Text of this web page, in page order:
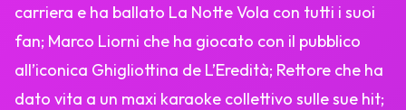
carriera e ha ballato La Notte Vola con tutti i suoi
fan; Marco Liorni che ha giocato con il pubblico
all’iconica Ghigliottina de L’Eredità; Rettore che ha
dato vita a un maxi karaoke collettivo sulle sue hit;